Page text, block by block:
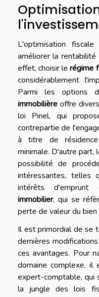
L'optimisation
améliorer la
effet, choisir lerégime
considérablement
Parmi les options
immobilière offre
loi Pinel, qui
contrepartie de
à titre de
minimale. D'autre part,
possibilité de
intéressantes, telles
intérêts
immobilier, qui se
perte de valeur du
Il est primordial de se
dernières
ces avantages. Pour
domaine complexe, il
expert-comptable, qui
la jungle des lois